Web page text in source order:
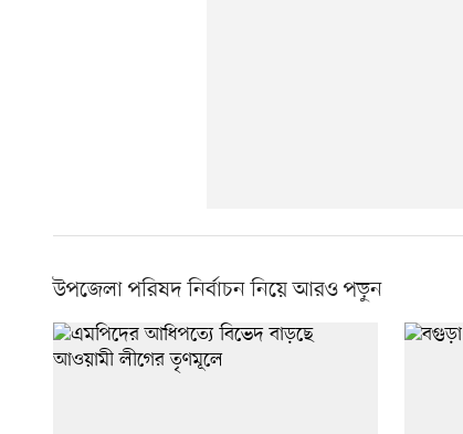
উপজেলা পরিষদ নির্বাচন নিয়ে আরও পড়ুন